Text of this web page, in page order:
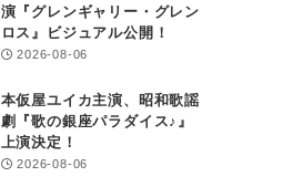
演『グレンギャリー・グレン
ロス』ビジュアル公開！
2026-08-06
本仮屋ユイカ主演、昭和歌謡
劇『歌の銀座パラダイス♪』
上演決定！
2026-08-06